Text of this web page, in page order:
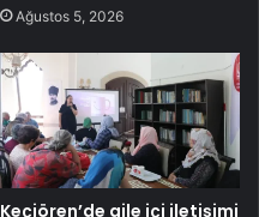
Ağustos 5, 2026
Keçiören’de aile içi iletişimi